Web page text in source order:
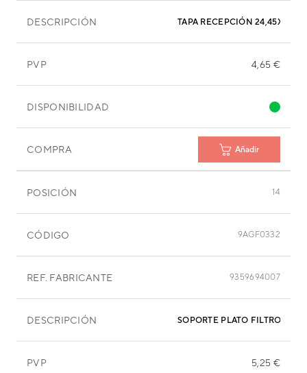
DESCRIPCIÓN TAPA RECEPCIÓN
PVP 4,65 €
DISPONIBILIDAD
COMPRA Añadir
POSICIÓN 14
CÓDIGO 9AGF0332
REF. FABRICANTE 9359694007
DESCRIPCIÓN SOPORTE PLATO FILTRO
PVP 5,25 €